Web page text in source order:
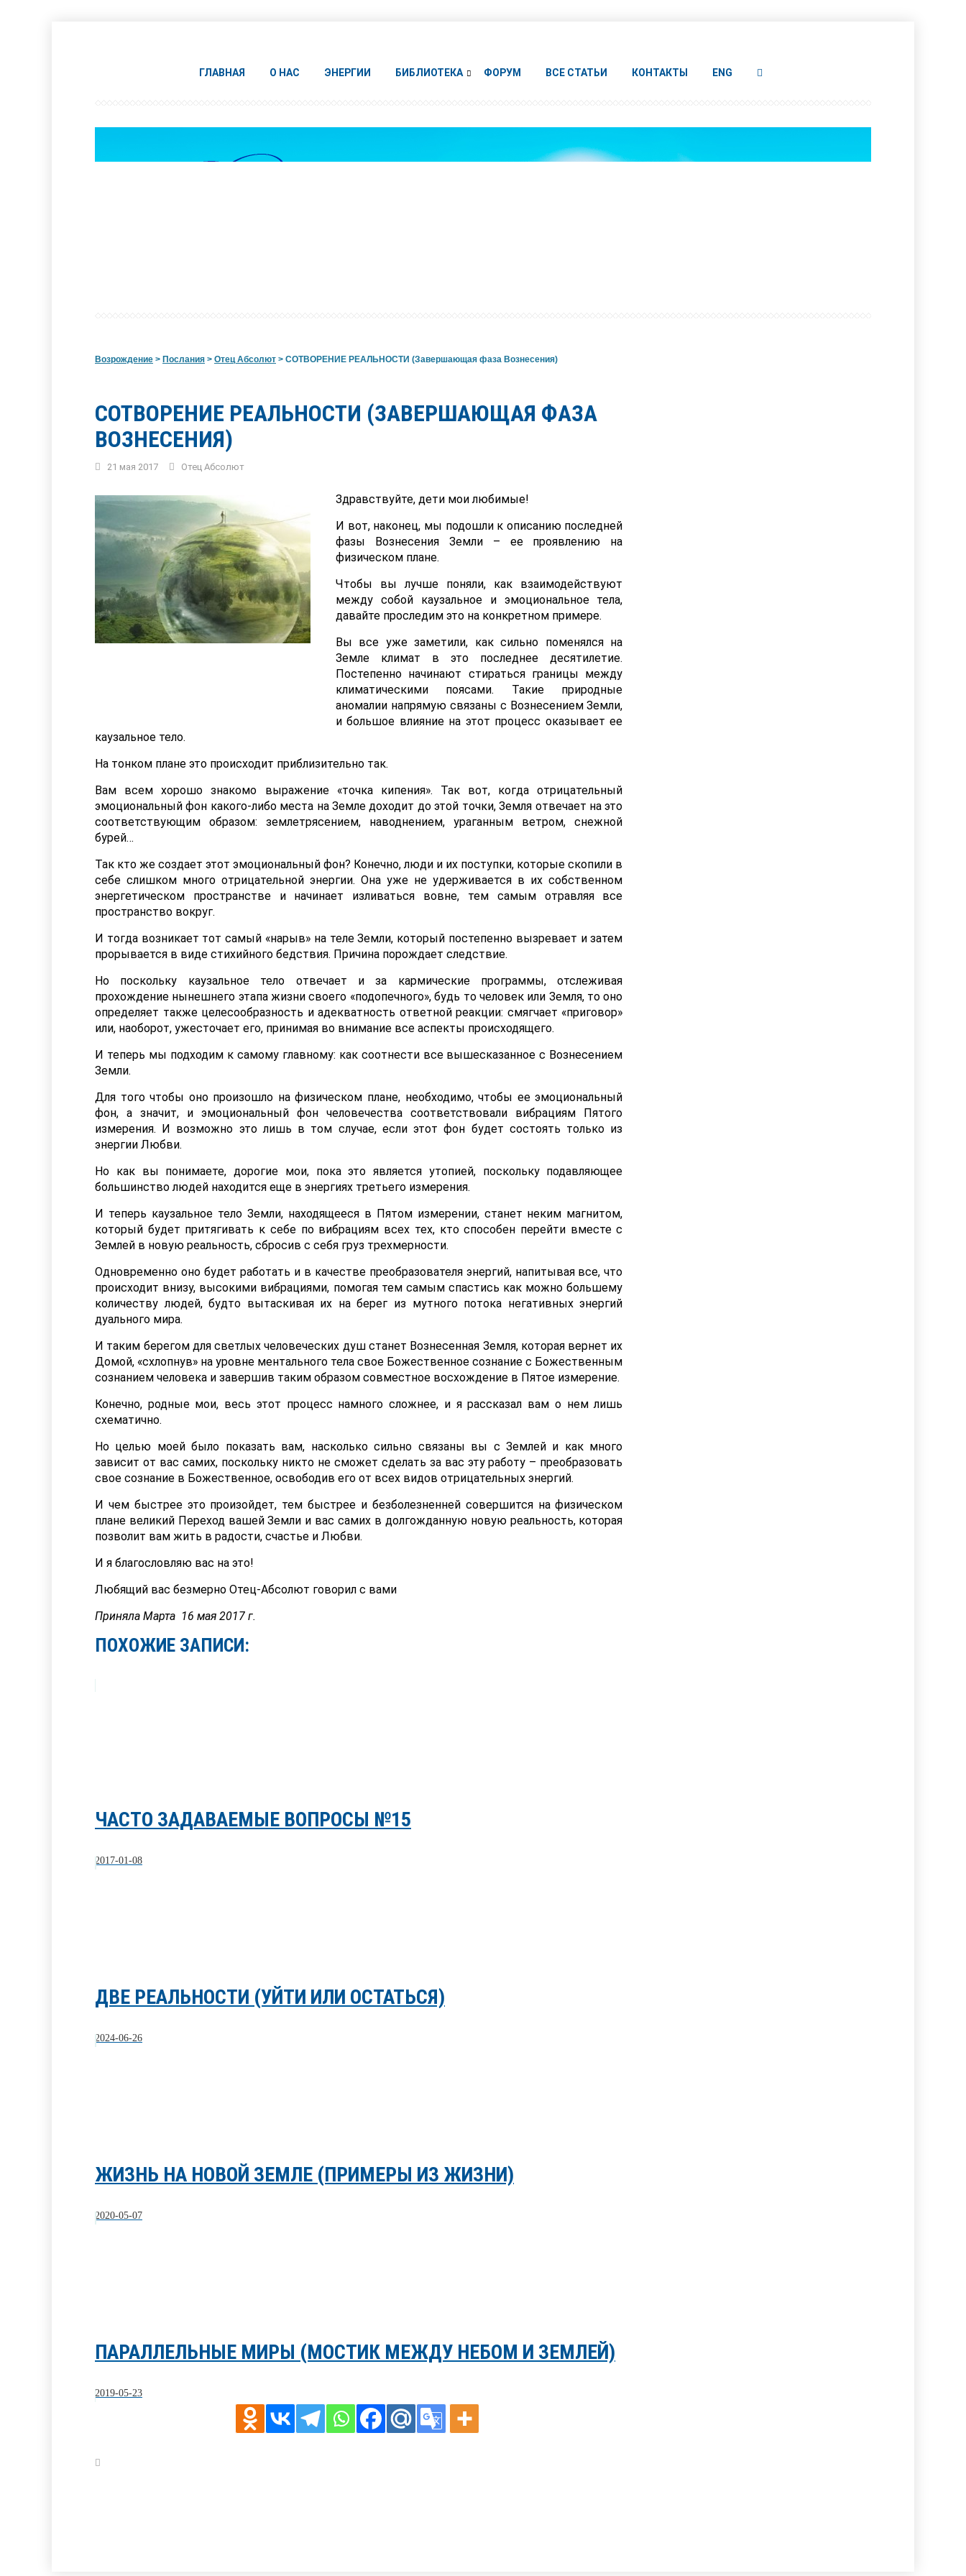
ГЛАВНАЯ О НАС ЭНЕРГИИ БИБЛИОТЕКА ФОРУМ ВСЕ СТАТЬИ КОНТАКТЫ ENG
Возрождение > Послания > Отец Абсолют > СОТВОРЕНИЕ РЕАЛЬНОСТИ (Завершающая фаза Вознесения)
СОТВОРЕНИЕ РЕАЛЬНОСТИ (ЗАВЕРШАЮЩАЯ ФАЗА
ВОЗНЕСЕНИЯ)
21 мая 2017 Отец Абсолют
Здравствуйте, дети мои любимые!
И вот, наконец, мы подошли к описанию последней
фазы Вознесения Земли – ее проявлению на
физическом плане.
Чтобы вы лучше поняли, как взаимодействуют
между собой каузальное и эмоциональное тела,
давайте проследим это на конкретном примере.
Вы все уже заметили, как сильно поменялся на
Земле климат в это последнее десятилетие.
Постепенно начинают стираться границы между
климатическими поясами. Такие природные
аномалии напрямую связаны с Вознесением Земли,
и большое влияние на этот процесс оказывает ее
каузальное тело.
На тонком плане это происходит приблизительно так.
Вам всем хорошо знакомо выражение «точка кипения». Так вот, когда отрицательный
эмоциональный фон какого-либо места на Земле доходит до этой точки, Земля отвечает на это
соответствующим образом: землетрясением, наводнением, ураганным ветром, снежной
бурей…
Так кто же создает этот эмоциональный фон? Конечно, люди и их поступки, которые скопили в
себе слишком много отрицательной энергии. Она уже не удерживается в их собственном
энергетическом пространстве и начинает изливаться вовне, тем самым отравляя все
пространство вокруг.
И тогда возникает тот самый «нарыв» на теле Земли, который постепенно вызревает и затем
прорывается в виде стихийного бедствия. Причина порождает следствие.
Но поскольку каузальное тело отвечает и за кармические программы, отслеживая
прохождение нынешнего этапа жизни своего «подопечного», будь то человек или Земля, то оно
определяет также целесообразность и адекватность ответной реакции: смягчает «приговор»
или, наоборот, ужесточает его, принимая во внимание все аспекты происходящего.
И теперь мы подходим к самому главному: как соотнести все вышесказанное с Вознесением
Земли.
Для того чтобы оно произошло на физическом плане, необходимо, чтобы ее эмоциональный
фон, а значит, и эмоциональный фон человечества соответствовали вибрациям Пятого
измерения. И возможно это лишь в том случае, если этот фон будет состоять только из
энергии Любви.
Но как вы понимаете, дорогие мои, пока это является утопией, поскольку подавляющее
большинство людей находится еще в энергиях третьего измерения.
И теперь каузальное тело Земли, находящееся в Пятом измерении, станет неким магнитом,
который будет притягивать к себе по вибрациям всех тех, кто способен перейти вместе с
Землей в новую реальность, сбросив с себя груз трехмерности.
Одновременно оно будет работать и в качестве преобразователя энергий, напитывая все, что
происходит внизу, высокими вибрациями, помогая тем самым спастись как можно большему
количеству людей, будто вытаскивая их на берег из мутного потока негативных энергий
дуального мира.
И таким берегом для светлых человеческих душ станет Вознесенная Земля, которая вернет их
Домой, «схлопнув» на уровне ментального тела свое Божественное сознание с Божественным
сознанием человека и завершив таким образом совместное восхождение в Пятое измерение.
Конечно, родные мои, весь этот процесс намного сложнее, и я рассказал вам о нем лишь
схематично.
Но целью моей было показать вам, насколько сильно связаны вы с Землей и как много
зависит от вас самих, поскольку никто не сможет сделать за вас эту работу – преобразовать
свое сознание в Божественное, освободив его от всех видов отрицательных энергий.
И чем быстрее это произойдет, тем быстрее и безболезненней совершится на физическом
плане великий Переход вашей Земли и вас самих в долгожданную новую реальность, которая
позволит вам жить в радости, счастье и Любви.
И я благословляю вас на это!
Любящий вас безмерно Отец-Абсолют говорил с вами
Приняла Марта 16 мая 2017 г.
ПОХОЖИЕ ЗАПИСИ:
ЧАСТО ЗАДАВАЕМЫЕ ВОПРОСЫ №15
2017-01-08
ДВЕ РЕАЛЬНОСТИ (УЙТИ ИЛИ ОСТАТЬСЯ)
2024-06-26
ЖИЗНЬ НА НОВОЙ ЗЕМЛЕ (ПРИМЕРЫ ИЗ ЖИЗНИ)
2020-05-07
ПАРАЛЛЕЛЬНЫЕ МИРЫ (МОСТИК МЕЖДУ НЕБОМ И ЗЕМЛЕЙ)
2019-05-23